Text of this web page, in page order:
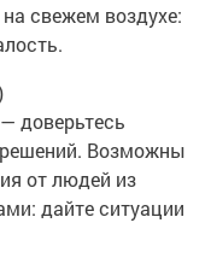
свежем воздухе:
доверьтесь
решений. Возможны
от людей из
дайте ситуации